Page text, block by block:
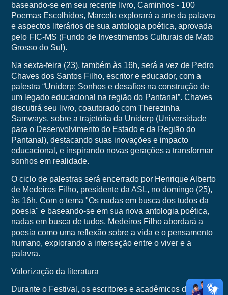
baseando-se em seu recente livro, Caminhos - 100
Poemas Escolhidos, Marcelo explorará a arte da palavra
e aspectos literários de sua antologia poética, aprovada
pelo FIC-MS (Fundo de Investimentos Culturais de Mato
Grosso do Sul).
Na sexta-feira (23), também às 16h, será a vez de Pedro
Chaves dos Santos Filho, escritor e educador, com a
palestra “Uniderp: Sonhos e desafios na construção de
um legado educacional na região do Pantanal”. Chaves
discutirá seu livro, coautorado com Therezinha
Samways, sobre a trajetória da Uniderp (Universidade
para o Desenvolvimento do Estado e da Região do
Pantanal), destacando suas inovações e impacto
educacional, e inspirando novas gerações a transformar
sonhos em realidade.
O ciclo de palestras será encerrado por Henrique Alberto
de Medeiros Filho, presidente da ASL, no domingo (25),
às 16h. Com o tema "Os nadas em busca dos tudos da
poesia" e baseando-se em sua nova antologia poética,
nadas em busca de tudos, Medeiros Filho abordará a
poesia como uma reflexão sobre a vida e o pensamento
humano, explorando a interseção entre o viver e a
palavra.
Valorização da literatura
Durante o Festival, os escritores e acadêmicos da ASL